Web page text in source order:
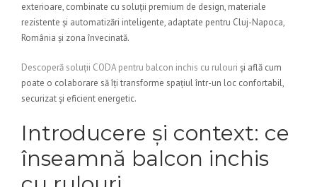
exterioare, combinate cu soluții premium de design, materiale
rezistente și automatizări inteligente, adaptate pentru Cluj-Napoca,
România și zona învecinată.
Descoperă soluții CODA pentru balcon inchis cu rulouri și află cum
poate o colaborare să îți transforme spațiul într-un loc confortabil,
securizat și eficient energetic.
Introducere și context: ce
înseamnă balcon inchis